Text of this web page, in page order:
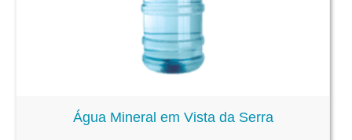
Água Mineral em Vista da Serra